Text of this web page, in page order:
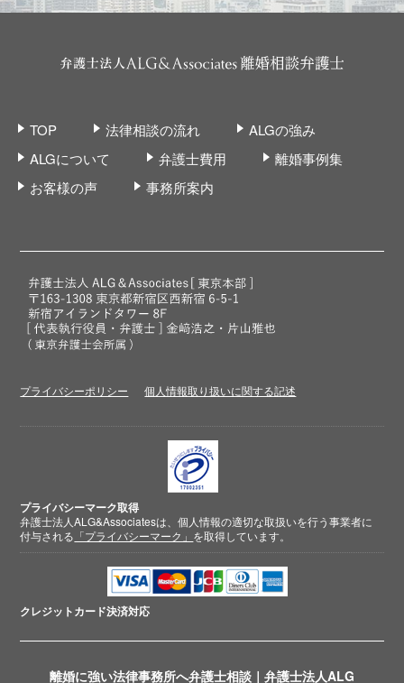
離婚に強い法律事務所へ弁護士相談｜弁護士法人ALG
TOP 法律相談の流れ
ALGの強み
ALGについて
弁護士費用
離婚事例集
お客様の声
事務所案内
プライバシーポリシー 個人情報取り扱いに関する記述
プライバシーマーク取得
弁護士法人ALG&Associatesは、個人情報の適切な取扱いを行う事業者に
付与される 「プライバシーマーク」 を取得しています。
クレジットカード決済対応